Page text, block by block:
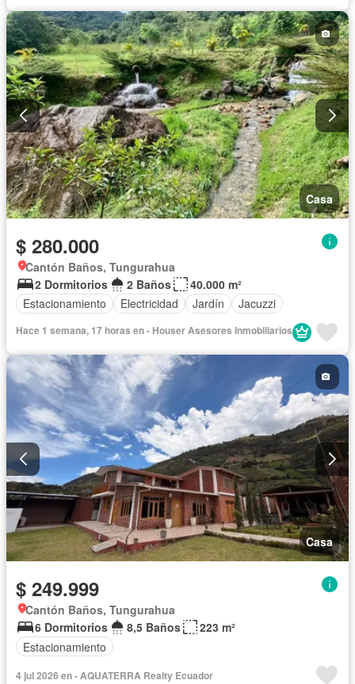
Casa
$ 280.000
Cantón Baños, Tungurahua
2 Dormitorios
2 Baños
40.000 m²
Estacionamiento
Electricidad Jardín Jacuzzi
Hace 1 semana, 17 horas en - Houser Asesores Inmobiliarios
Casa
$ 249.999
Cantón Baños, Tungurahua
6 Dormitorios
8,5 Baños
223 m²
Estacionamiento
4 jul 2026 en - AQUATERRA Realty Ecuador